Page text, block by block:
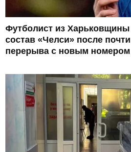
Футболист из
состав «Челси» после
перерыва с новым номером